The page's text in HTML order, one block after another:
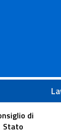
di
Stato